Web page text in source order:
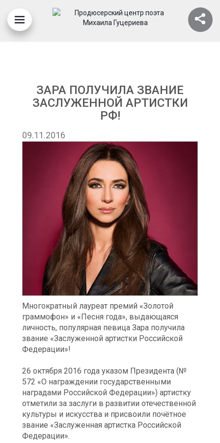
ЗАРА ПОЛУЧИЛА ЗВАНИЕ
ЗАСЛУЖЕННОЙ АРТИСТКИ
РФ!
09.11.2016
Многократный лауреат премий «Золотой
граммофон» и «Песня года», выдающаяся
личность, популярная певица Зара получила
звание «Заслуженной артистки Российской
Федерации»!
26 октября 2016 года указом Президента (№
572 «О награждении государственными
наградами Российской Федерации») артистку
отметили за заслуги в развитии отечественной
культуры и искусства и присвоили почётное
звание «Заслуженная артистка Российской
Федерации».